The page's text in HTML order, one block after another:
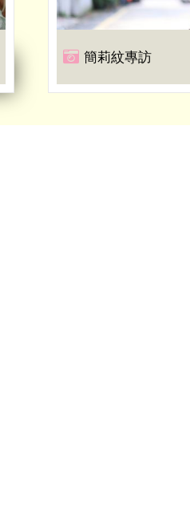
簡莉紋專訪